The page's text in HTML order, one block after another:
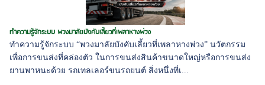
ทำความรู้จักระบบ พวงมาลัยบังคับเลี้ยวที่เพลาหางพ่วง
ทำความรู้จักระบบ “พวงมาลัยบังคับเลี้ยวที่เพลาหางพ่วง” นวัตกรรม
เพื่อการขนส่งที่คล่องตัว ในการขนส่งสินค้าขนาดใหญ่หรือการขนส่ง
ยานพาหนะด้วย รถเทลเลอร์ขนรถยนต์ สิ่งหนึ่งที่เ...